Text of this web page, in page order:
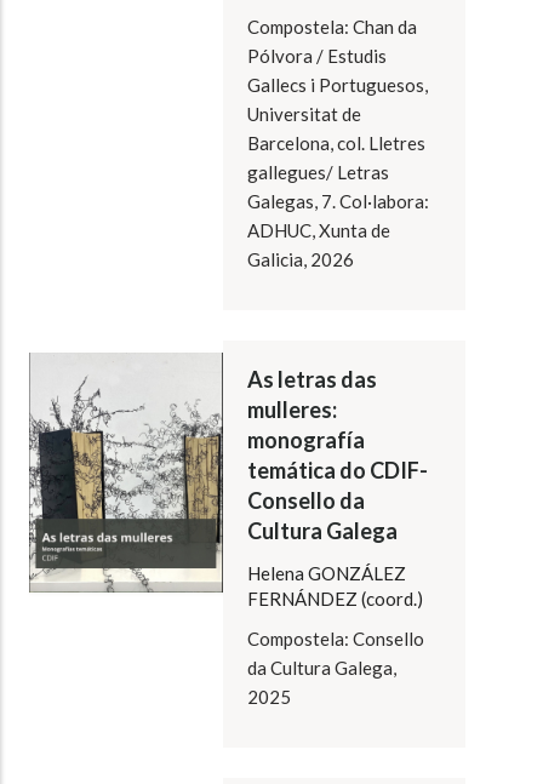
Compostela: Chan da
Pólvora / Estudis
Gallecs i Portuguesos,
Universitat de
Barcelona, col. Lletres
gallegues/ Letras
Galegas, 7. Col·labora:
ADHUC, Xunta de
Galicia, 2026
As letras das
mulleres:
monografía
temática do CDIF-
Consello da
Cultura Galega
Helena GONZÁLEZ
FERNÁNDEZ (coord.)
Compostela: Consello
da Cultura Galega,
2025